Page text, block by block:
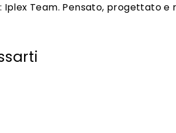
Team. Pensato, progettato e